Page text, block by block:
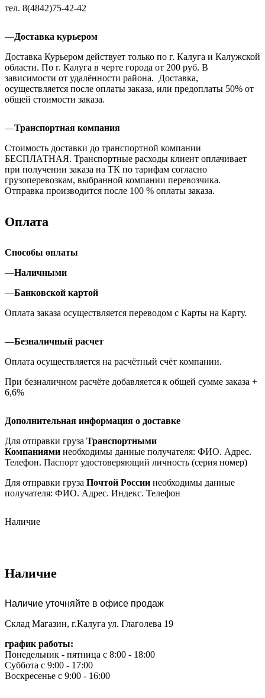
тел. 8(4842)75-42-42
—Доставка курьером
Доставка Курьером действует только по г. Калуга и Калужской
области. По г. Калуга в черте города от 200 руб. В
зависимости от удалённости района. Доставка,
осуществляется после оплаты заказа, или предоплаты 50% от
общей стоимости заказа.
—Транспортная компания
Стоимость доставки до транспортной компании
БЕСПЛАТНАЯ. Транспортные расходы клиент оплачивает
при получении заказа на ТК по тарифам согласно
грузоперевозкам, выбранной компании перевозчика.
Отправка производится после 100 % оплаты заказа.
Оплата
Способы оплаты
—Наличными
—Банковской картой
Оплата заказа осуществляется переводом с Карты на Карту.
—Безналичный расчет
Оплата осуществляется на расчётный счёт компании.
При безналичном расчёте добавляется к общей сумме заказа +
6,6%
Дополнительная информация о доставке
Для отправки груза Транспортными
Компаниями необходимы данные получателя: ФИО. Адрес.
Телефон. Паспорт удостоверяющий личность (серия номер)
Для отправки груза Почтой России необходимы данные
получателя: ФИО. Адрес. Индекс. Телефон
Наличие
Наличие
Наличие уточняйте в офисе продаж
Склад Магазин, г.Калуга ул. Глаголева 19
график работы:
Понедельник - пятница с 8:00 - 18:00
Суббота с 9:00 - 17:00
Воскресенье с 9:00 - 16:00